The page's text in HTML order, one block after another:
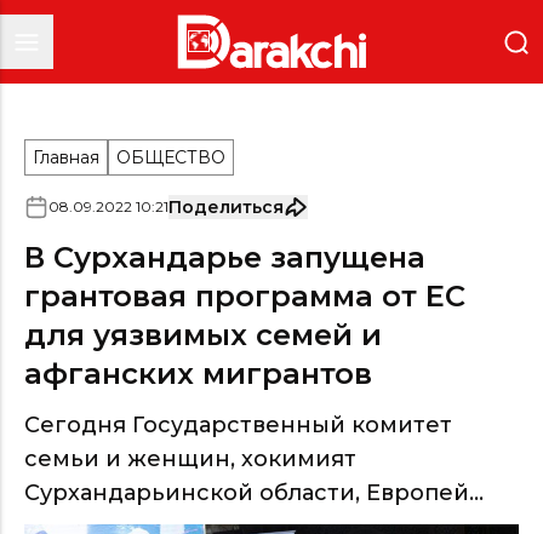
Главная ОБЩЕСТВО
08.09.2022 10:21Поделиться
В Сурхандарье запущена
грантовая программа от ЕС
для уязвимых семей и
афганских мигрантов
Сегодня Государственный комитет
семьи и женщин, хокимият
Сурхандарьинской области, Европей...